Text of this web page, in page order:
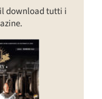
download tutti i